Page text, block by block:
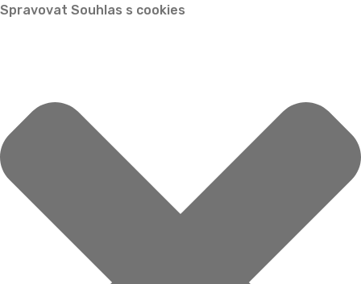
Spravovat Souhlas s cookies